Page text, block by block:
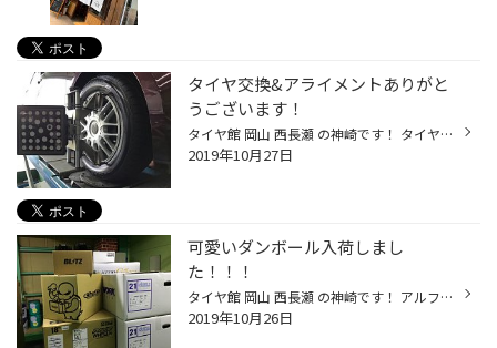
タイヤ交換&アライメントありがと
うございます！
タイヤ館 岡山 西長瀬 の神崎です！ タイヤ交換 アライメント作業 ありがとうございました！！！ ◇作業風景◆ 藤田スタッフが調整しています！ タイヤの劣化 偏摩耗 など起こしていたら、、要注意‼️ 当店は 無料 で タイヤ の 点検 を行なっています！！！ お気軽にお越しくださいませ！
2019年10月27日
可愛いダンボール入荷しまし
た！！！
タイヤ館 岡山 西長瀬 の神崎です！ アルファード の 部品 入荷いたしました！ こんな可愛いダンボールに、どんな部品が入っているのでしょうか！！！ 開封はお楽しみに、、、！！！
2019年10月26日